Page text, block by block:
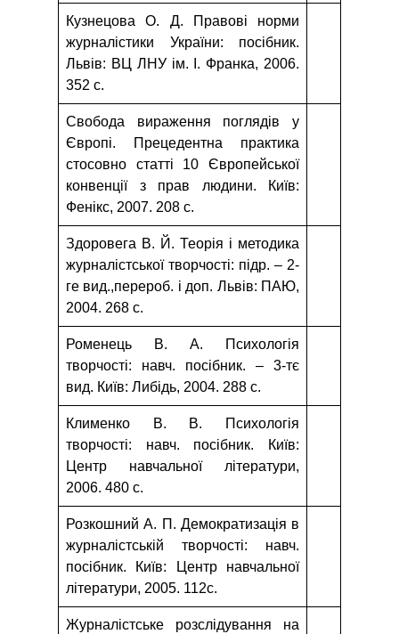
Кузнецова О. Д. Правові норми
журналістики України: посібник.
Львів: ВЦ ЛНУ ім. І. Франка, 2006.
352 с.
Свобода вираження поглядів у
Європі. Прецедентна практика
стосовно статті 10 Європейської
конвенції з прав людини. Київ:
Фенікс, 2007. 208 с.
Здоровега В. Й. Теорія і методика
журналістської творчості: підр. – 2-
ге вид.,перероб. і доп. Львів: ПАЮ,
2004. 268 с.
Роменець В. А. Психологія
творчості: навч. посібник. – 3-тє
вид. Київ: Либідь, 2004. 288 с.
Клименко В. В. Психологія
творчості: навч. посібник. Київ:
Центр навчальної літератури,
2006. 480 с.
Розкошний А. П. Демократизація в
журналістській творчості: навч.
посібник. Київ: Центр навчальної
літератури, 2005. 112с.
Журналістське розслідування на